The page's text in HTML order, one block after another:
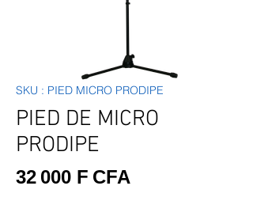
SKU : PIED MICRO PRODIPE
PIED DE MICRO
PRODIPE
32 000 F CFA